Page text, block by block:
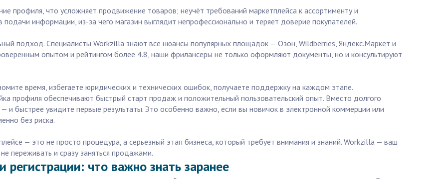
профиля, что усложняет продвижение товаров; неучёт требований маркетплейса к ассортименту и
информации, из-за чего магазин выглядит непрофессионально и теряет доверие покупателей.
подход. Специалисты Workzilla знают все нюансы популярных площадок — Озон, Wildberries, Яндекс.Маркет и
опытом и рейтингом более 4.8, наши фрилансеры не только оформляют документы, но и консультируют
время, избегаете юридических и технических ошибок, получаете поддержку на каждом этапе.
профиля обеспечивают быстрый старт продаж и положительный пользовательский опыт. Вместо долгого
и быстрее увидите первые результаты. Это особенно важно, если вы новичок в электронной коммерции или
без риска.
— это не просто процедура, а серьезный этап бизнеса, который требует внимания и знаний. Workzilla — ваш
переживать и сразу заняться продажами.
регистрации: что важно знать заранее